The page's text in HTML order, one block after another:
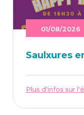
01/08/2026
Saulxures
Plus d'infos sur